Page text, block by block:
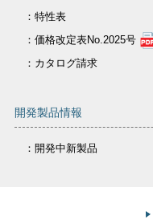
：特性表
：価格改定表No.2025号
：カタログ請求
開発製品情報
：開発中新製品